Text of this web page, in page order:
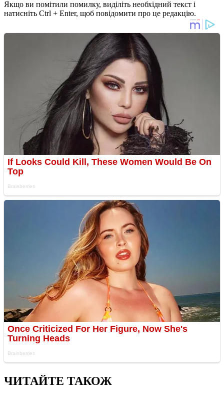
Якщо ви помітили помилку, виділіть необхідний текст і
натисніть Ctrl + Enter, щоб повідомити про це редакцію.
ЧИТАЙТЕ ТАКОЖ